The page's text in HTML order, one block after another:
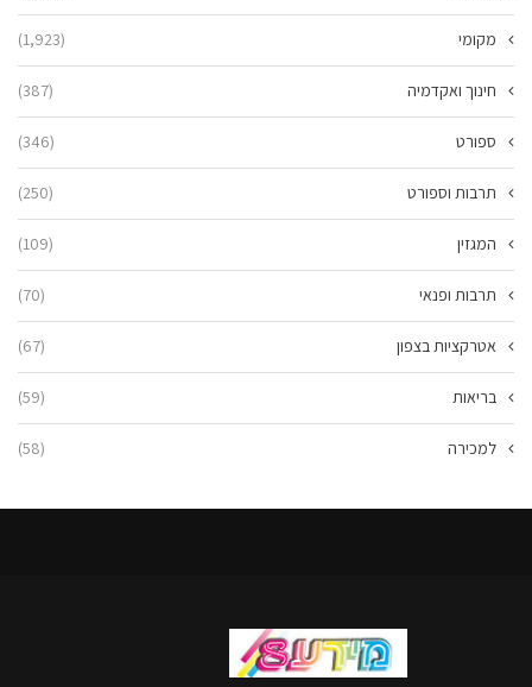
מקומי (1,923)
חינוך ואקדמיה (387)
ספורט (346)
תרבות וספורט (250)
המגזין (109)
תרבות ופנאי (70)
אטרקציות בצפון (67)
בריאות (59)
למכירה (58)